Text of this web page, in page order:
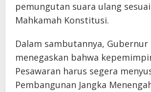
pemungutan suara ulang
Mahkamah Konstitusi.
Dalam sambutannya, Gubernur
menegaskan bahwa
Pesawaran harus segera
Pembangunan Jangka